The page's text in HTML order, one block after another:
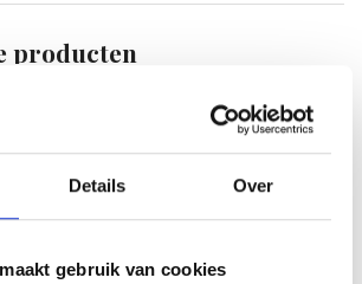
Details Over
gebruik van cookies
producten